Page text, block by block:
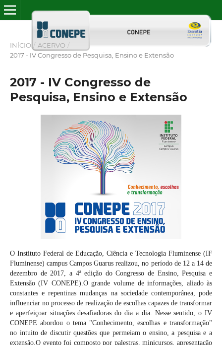
INÍCIO / ACERVO /
2017 - IV Congresso de Pesquisa, Ensino e Extensão
2017 - IV Congresso de
Pesquisa, Ensino e Extensão
O Instituto Federal de Educação, Ciência e Tecnologia Fluminense (IF
Fluminense) campus Campos Guarus realizou, no período de 12 a 14 de
dezembro de 2017, a 4ª edição do Congresso de Ensino, Pesquisa e
Extensão (IV CONEPE).O grande volume de informações, aliado às
constantes e repentinas mudanças na sociedade contemporânea, pode
influenciar no processo de realização de escolhas capazes de transformar
e aperfeiçoar situações desafiadoras do dia a dia. Nesse sentido, o IV
CONEPE abordou o tema "Conhecimento, escolhas e transformação"
no intuito de discutir questões que permeiam o ensino, a pesquisa e a
extensão.O evento foi composto por palestras, minicursos, apresentação